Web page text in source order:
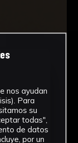
nos ayudan
Para
su
todas",
de datos
por un